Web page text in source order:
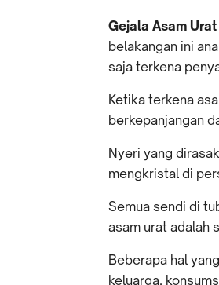
Gejala Asam Urat
belakangan ini
saja terkena
Ketika terkena
berkepanjangan
Nyeri yang
mengkristal di
Semua sendi di
asam urat adalah
Beberapa hal
keluarga,